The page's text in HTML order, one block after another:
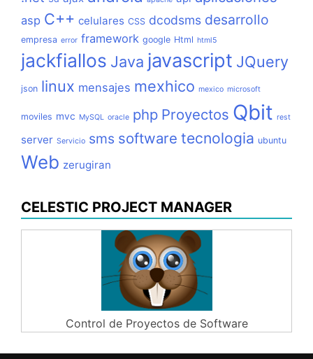
asp C++ celulares CSS dcodsms desarrollo
empresa error framework google Html html5
jackfiallos Java javascript JQuery
json linux mensajes mexhico mexico microsoft
moviles mvc MySQL oracle php Proyectos Qbit rest
server Servicio sms software tecnologia ubuntu
Web zerugiran
CELESTIC PROJECT MANAGER
Control de Proyectos de Software